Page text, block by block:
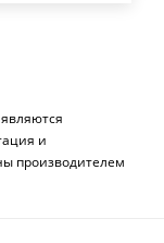
и
производителем